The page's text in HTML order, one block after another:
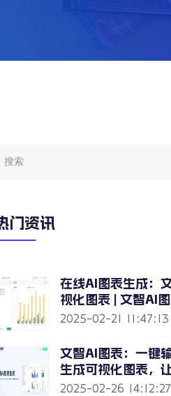
门资讯
在线AI图表生成：
视化图表 | 文智AI
2025-02-21 11:47:13
文智AI图表：一键
生成可视化图表，
如此简单
2025-02-26 14:12:27